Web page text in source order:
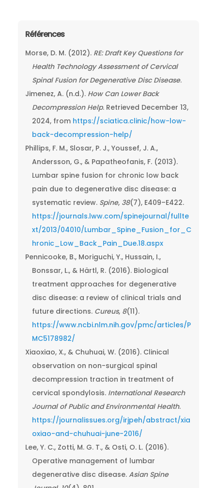
Références
Morse, D. M. (2012). RE: Draft Key Questions for
Health Technology Assessment of Cervical
Spinal Fusion for Degenerative Disc Disease.
Jimenez, A. (n.d.). How Can Lower Back
Decompression Help. Retrieved December 13,
2024, from https://sciatica.clinic/how-low-
back-decompression-help/
Phillips, F. M., Slosar, P. J., Youssef, J. A.,
Andersson, G., & Papatheofanis, F. (2013).
Lumbar spine fusion for chronic low back
pain due to degenerative disc disease: a
systematic review. Spine, 38(7), E409–E422.
https://journals.lww.com/spinejournal/fullte
xt/2013/04010/Lumbar_Spine_Fusion_for_C
hronic_Low_Back_Pain_Due.18.aspx
Pennicooke, B., Moriguchi, Y., Hussain, I.,
Bonssar, L., & Härtl, R. (2016). Biological
treatment approaches for degenerative
disc disease: a review of clinical trials and
future directions. Cureus, 8(11).
https://www.ncbi.nlm.nih.gov/pmc/articles/P
MC5178982/
Xiaoxiao, X., & Chuhuai, W. (2016). Clinical
observation on non-surgical spinal
decompression traction in treatment of
cervical spondylosis. International Research
Journal of Public and Environmental Health.
https://journalissues.org/irjpeh/abstract/xia
oxiao-and-chuhuai-june-2016/
Lee, Y. C., Zotti, M. G. T., & Osti, O. L. (2016).
Operative management of lumbar
degenerative disc disease. Asian Spine